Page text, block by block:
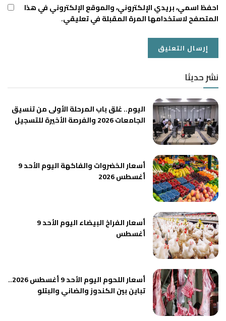
احفظ اسمي، بريدي الإلكتروني، والموقع الإلكتروني في هذا
المتصفح لاستخدامها المرة المقبلة في تعليقي.
نشر حديثا
اليوم.. غلق باب المرحلة الأولى من تنسيق
الجامعات 2026 والفرصة الأخيرة للتسجيل
أسعار الخضروات والفاكهة اليوم الأحد 9
أغسطس 2026
أسعار الفراخ البيضاء اليوم الأحد 9
أغسطس
أسعار اللحوم اليوم الأحد 9 أغسطس 2026..
تباين بين الكندوز والضاني والبتلو